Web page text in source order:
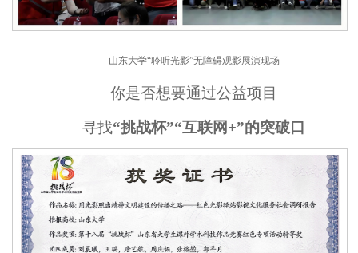
山东大学“聆听光影”无障碍观影展演现场
你是否想要通过公益项目
寻找“挑战杯”“互联网+”的突破口